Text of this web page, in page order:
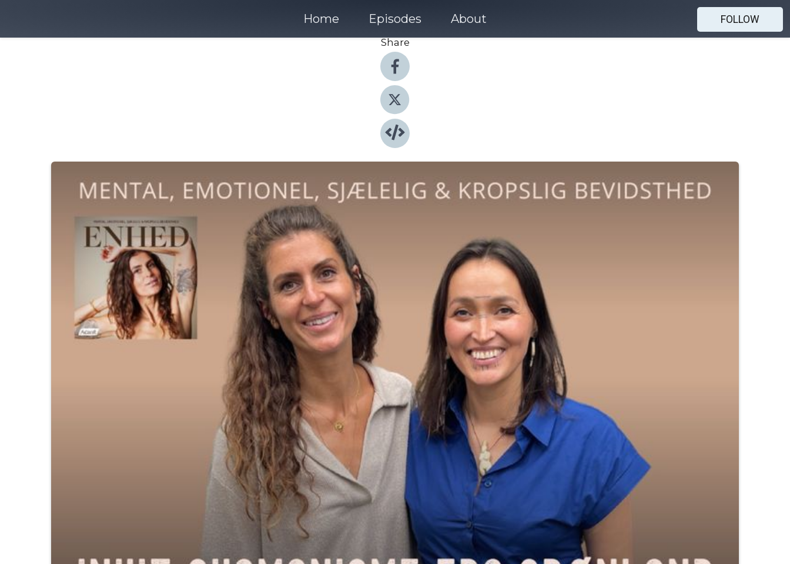
Home Episodes About
FOLLOW
Share